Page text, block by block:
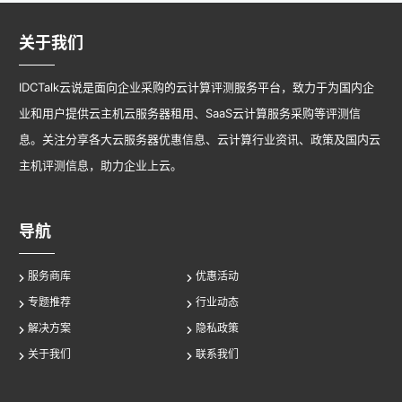
关于我们
IDCTalk云说是面向企业采购的云计算评测服务平台，致力于为国内企
业和用户提供云主机云服务器租用、SaaS云计算服务采购等评测信
息。关注分享各大云服务器优惠信息、云计算行业资讯、政策及国内云
主机评测信息，助力企业上云。
导航
服务商库
优惠活动
专题推荐
行业动态
解决方案
隐私政策
关于我们
联系我们